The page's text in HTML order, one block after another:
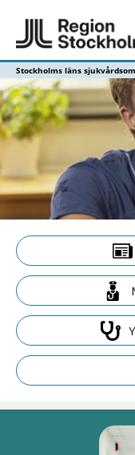
Stockholms läns